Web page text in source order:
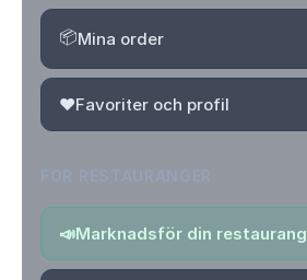
📦Mina order
❤️Favoriter och profil
📣Marknadsför din restaurang